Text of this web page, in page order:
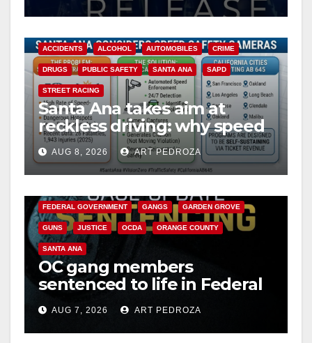
ACCIDENTS ALCOHOL AUTOMOBILES CRIME
DRUGS PUBLIC SAFETY SANTA ANA SAPD
STREET RACING
Santa Ana takes aim at
reckless driving: why speed
cameras are a win for public
safety
AUG 8, 2026 ART PEDROZA
ANAHEIM CALIFORNIA
FEDERAL GOVERNMENT GANGS GARDEN GROVE
GUNS JUSTICE OCDA ORANGE COUNTY
SANTA ANA
OC gang members
sentenced to life in Federal
prison over Mexican Mafia
hitAUG 7, 2026 ART PEDROZA